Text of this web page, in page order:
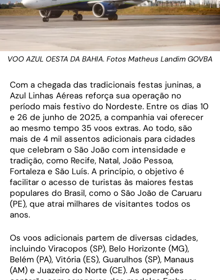
VOO AZUL OESTA DA BAHIA. Fotos Matheus Landim GOVBA
Com a chegada das tradicionais festas juninas, a
Azul Linhas Aéreas reforça sua operação no
período mais festivo do Nordeste. Entre os dias 10
e 26 de junho de 2025, a companhia vai oferecer
ao mesmo tempo 35 voos extras. Ao todo, são
mais de 4 mil assentos adicionais para cidades
que celebram o São João com intensidade e
tradição, como Recife, Natal, João Pessoa,
Fortaleza e São Luís. A princípio, o objetivo é
facilitar o acesso de turistas às maiores festas
populares do Brasil, como o São João de Caruaru
(PE), que atrai milhares de visitantes todos os
anos.
Os voos adicionais partem de diversas cidades,
incluindo Viracopos (SP), Belo Horizonte (MG),
Belém (PA), Vitória (ES), Guarulhos (SP), Manaus
(AM) e Juazeiro do Norte (CE). As operações